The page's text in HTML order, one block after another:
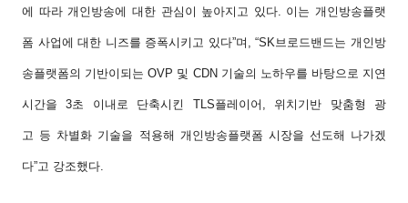
에 따라 개인방송에 대한 관심이 높아지고 있다. 이는 개인방송플랫
폼 사업에 대한 니즈를 증폭시키고 있다”며 , “SK브로드밴드는 개인방
송플랫폼의 기반이 되는 OVP 및 CDN 기술의 노하우를 바탕으로 지연
시간을 3초 이내로 단축시킨 TLS플레이어 , 위치기반 맞춤형 광
고 등 차별화 기술을 적용해 개인방송플랫폼 시장을 선도해 나가겠
다”고 강조했다.